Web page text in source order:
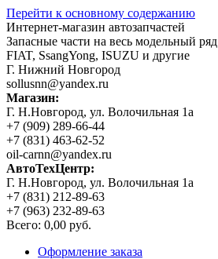
Перейти к основному содержанию
Интернет-магазин автозапчастей
Запасные части на весь модельный ряд
FIAT, SsangYong, ISUZU и другие
Г. Нижний Новгород
sollusnn@yandex.ru
Магазин:
Г. Н.Новгород, ул. Волочильная 1а
+7 (909) 289-66-44
+7 (831) 463-62-52
oil-carnn@yandex.ru
АвтоТехЦентр:
Г. Н.Новгород, ул. Волочильная 1а
+7 (831) 212-89-63
+7 (963) 232-89-63
Всего: 0,00 руб.
Оформление заказа